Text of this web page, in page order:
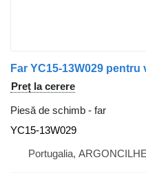
Preț la cerere
Piesă de schimb - far
YC15-13W029
Portugalia, ARGONCILHE